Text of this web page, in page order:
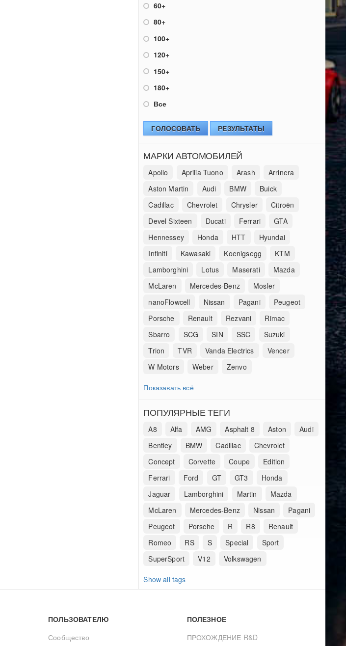
60+
80+
100+
120+
150+
180+
Все
ГОЛОСОВАТЬ РЕЗУЛЬТАТЫ
МАРКИ АВТОМОБИЛЕЙ
Apollo Aprilia Tuono Arash
Arrinera
Aston Martin
Audi BMW
Buick
Cadillac
Chevrolet Chrysler
Citroën
Devel Sixteen
Ducati Ferrari
GTA
Hennessey
Honda HTT
Hyundai
Infiniti
Kawasaki Koenigsegg
KTM
Lamborghini
Lotus Maserati
Mazda
McLaren
Mercedes-Benz
Mosler
nanoFlowcell
Nissan Pagani
Peugeot
Porsche
Renault Rezvani
Rimac
Sbarro
SCG SIN SSC
Suzuki
Trion
TVR Vanda Electrics
Vencer
W Motors
Weber Zenvo
Показавать всё
ПОПУЛЯРНЫЕ ТЕГИ
A8 Alfa AMG Asphalt 8 Aston
Audi
Bentley
BMW Cadillac
Chevrolet
Concept
Corvette Coupe
Edition
Ferrari
Ford GT GT3
Honda
Jaguar
Lamborghini Martin
Mazda
McLaren
Mercedes-Benz Nissan
Pagani
Peugeot
Porsche R R8
Renault
Romeo
RS S Special
Sport
SuperSport
V12 Volkswagen
Show all tags
ПОЛЬЗОВАТЕЛЮ
Сообщество
ПОЛЕЗНОЕ
ПРОХОЖДЕНИЕ R&D